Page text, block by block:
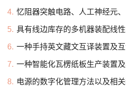
4. 忆阻器突触电路、人工神经元、由此构
5. 具有线边库存的多机器装配线
6. 一种手持英文藏文互译装置及
7. 一种智能化瓦楞纸板生产装置
8. 电源的数字化管理方法以及相